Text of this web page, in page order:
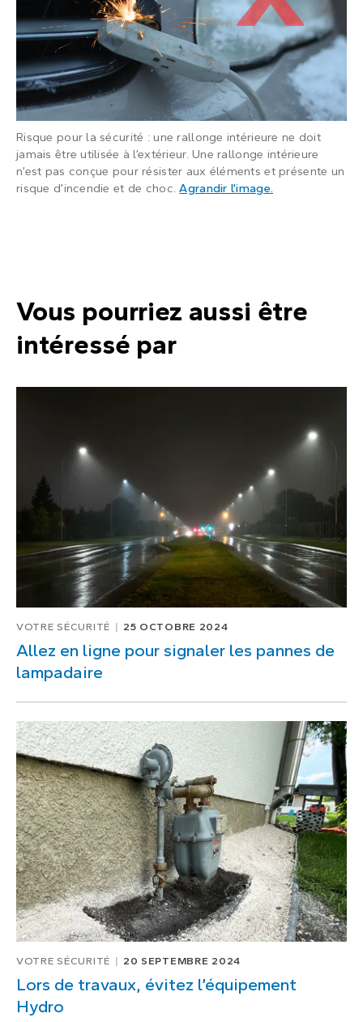
Risque pour la sécurité : une rallonge intérieure ne doit
jamais être utilisée à l’extérieur. Une rallonge intérieure
n’est pas conçue pour résister aux éléments et présente un
risque d’incendie et de choc. Agrandir l’image: Une rallonge
.
Vous pourriez aussi être
intéressé par
VOTRE SÉCURITÉ 25 OCTOBRE 2024
Allez en ligne pour signaler les pannes de
lampadaire
VOTRE SÉCURITÉ 20 SEPTEMBRE 2024
Lors de travaux, évitez l’équipement
Hydro